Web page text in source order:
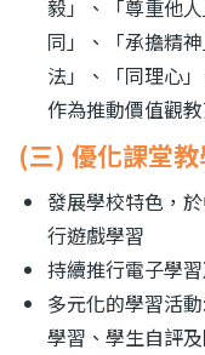
毅」、「尊重他
同」、「承擔精
法」、「同理心
作為推動價值觀
(三) 優化課堂
發展學校特色，
行遊戲學習
持續推行電子學
多元化的學習活動:
學習、學生自評